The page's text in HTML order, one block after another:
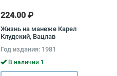
224.00 ₽
Жизнь на манеже Карел
Клудский, Вацлав
Год издания: 1981
В наличии 1